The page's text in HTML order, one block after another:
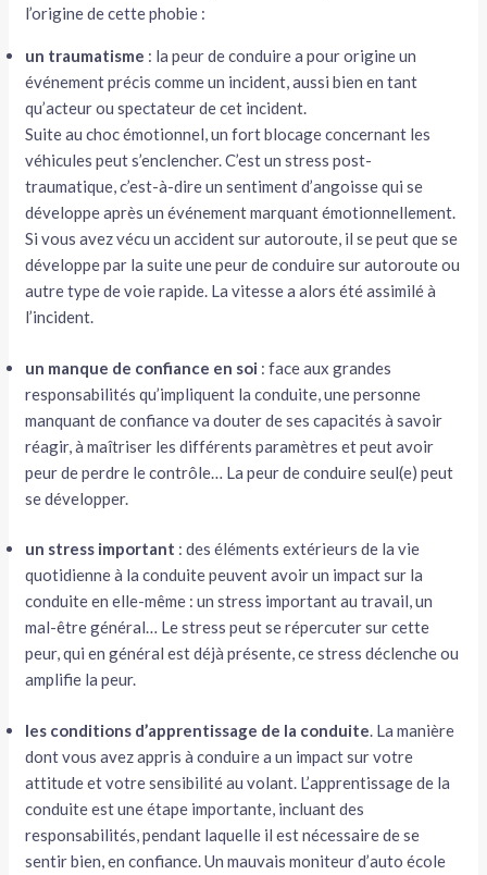
l’origine de cette phobie :
un traumatisme : la peur de conduire a pour origine un
événement précis comme un incident, aussi bien en tant
qu’acteur ou spectateur de cet incident.
Suite au choc émotionnel, un fort blocage concernant les
véhicules peut s’enclencher. C’est un stress post-
traumatique, c’est-à-dire un sentiment d’angoisse qui se
développe après un événement marquant émotionnellement.
Si vous avez vécu un accident sur autoroute, il se peut que se
développe par la suite une peur de conduire sur autoroute ou
autre type de voie rapide. La vitesse a alors été assimilé à
l’incident.
un manque de confiance en soi : face aux grandes
responsabilités qu’impliquent la conduite, une personne
manquant de confiance va douter de ses capacités à savoir
réagir, à maîtriser les différents paramètres et peut avoir
peur de perdre le contrôle… La peur de conduire seul(e) peut
se développer.
un stress important : des éléments extérieurs de la vie
quotidienne à la conduite peuvent avoir un impact sur la
conduite en elle-même : un stress important au travail, un
mal-être général… Le stress peut se répercuter sur cette
peur, qui en général est déjà présente, ce stress déclenche ou
amplifie la peur.
les conditions d’apprentissage de la conduite. La manière
dont vous avez appris à conduire a un impact sur votre
attitude et votre sensibilité au volant. L’apprentissage de la
conduite est une étape importante, incluant des
responsabilités, pendant laquelle il est nécessaire de se
sentir bien, en confiance. Un mauvais moniteur d’auto école